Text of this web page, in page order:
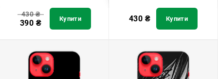
430₴
390 ₴ Купити 430 ₴ Купити